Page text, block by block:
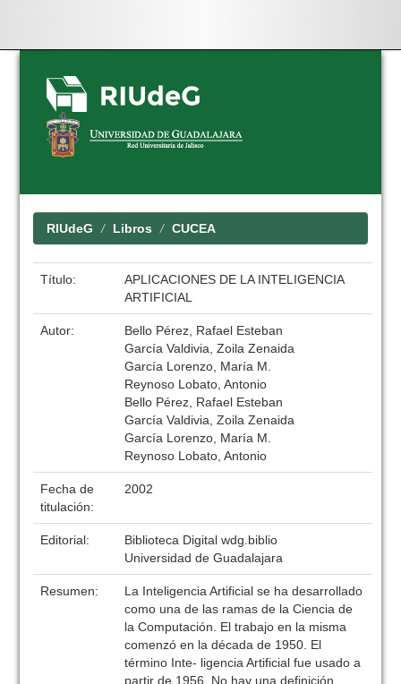
Skip
navigation
RIUdeG Libros CUCEA
Título:
APLICACIONES DE LA INTELIGENCIA
ARTIFICIAL
Autor:
Bello Pérez, Rafael Esteban
García Valdivia, Zoila Zenaida
García Lorenzo, María M.
Reynoso Lobato, Antonio
Bello Pérez, Rafael Esteban
García Valdivia, Zoila Zenaida
García Lorenzo, María M.
Reynoso Lobato, Antonio
Fecha de
titulación:
2002
Editorial:
Biblioteca Digital wdg.biblio
Universidad de Guadalajara
Resumen:
La Inteligencia Artificial se ha desarrollado
como una de las ramas de la Ciencia de
la Computación. El trabajo en la misma
comenzó en la década de 1950. El
término Inte- ligencia Artificial fue usado a
partir de 1956. No hay una definición